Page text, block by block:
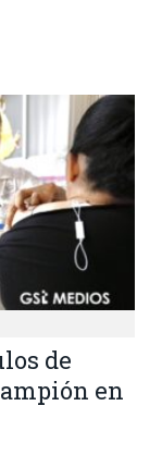
de
en